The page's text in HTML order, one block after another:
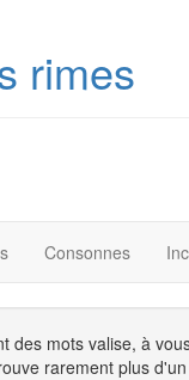
rimes
Consonnes
des mots valise, à
rarement plus